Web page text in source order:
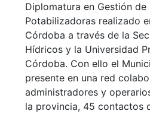
Diplomatura en Gestión de
Potabilizadoras realizado
Córdoba a través de la
Hídricos y la Universidad
Córdoba. Con ello el
presente en una red
administradores y
la provincia, 45 contactos